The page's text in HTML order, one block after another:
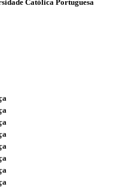
Católica Portuguesa